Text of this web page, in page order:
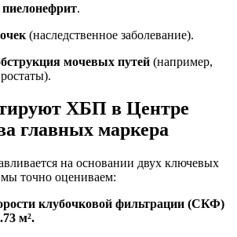
.
(наследственное заболевание).
мочевых путей (например,
ХБП в Центре
главных маркера
на основании двух ключевых
точно оцениваем:
клубочковой фильтрации (СКФ)
м².